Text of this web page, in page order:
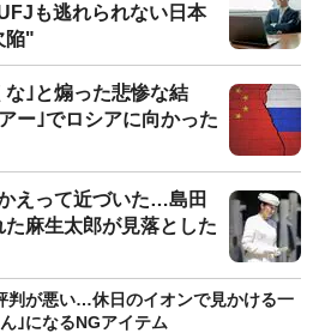
も逃れられない日本
陥"
｣と煽った悲惨な結
ー｣でロシアに向かった
えって近づいた…島田
麻生太郎が見落とした
判が悪い…休日のイオンで見かける一
｣になるNGアイテム